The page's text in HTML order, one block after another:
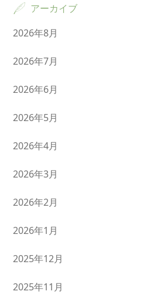
アーカイブ
2026年8月
2026年7月
2026年6月
2026年5月
2026年4月
2026年3月
2026年2月
2026年1月
2025年12月
2025年11月